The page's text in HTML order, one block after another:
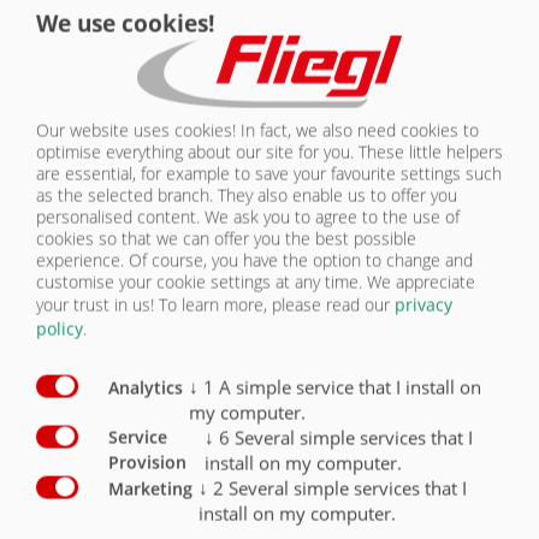
CONTACTER
SÉCURISATION DU CHARGEMENT |
TOIT RELEVABLE « TOPLIFT »
Les deux parties de la bâche
peuvent être ouvertes et fermées
en un rien de temps
TOIT RELEVABLE TOPLIFT
We use cookies!
Our website uses cookies! In fact, we also need cookies to
optimise everything about our site for you. These little helpers
are essential, for example to save your favourite settings such
as the selected branch. They also enable us to offer you
personalised content. We ask you to agree to the use of
cookies so that we can offer you the best possible
experience. Of course, you have the option to change and
customise your cookie settings at any time. We appreciate
your trust in us! To learn more, please read our privacy
policy.
Analytics ↓ 1 A simple service that I install on
my computer.
Service
Provision
↓ 6 Several simple services that I
install on my computer.
Marketing ↓ 2 Several simple services that I
install on my computer.